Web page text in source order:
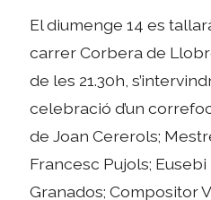
El diumenge 14 es
carrer Corbera de
de les 21.30h,
celebració d’un
de Joan Cererols;
Francesc Pujols; Eusebi
Granados; Compositor